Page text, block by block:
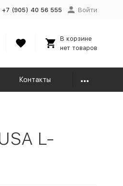
+7 (905) 40 56 555 Войти
В корзине
нет товаров
Контакты
L-